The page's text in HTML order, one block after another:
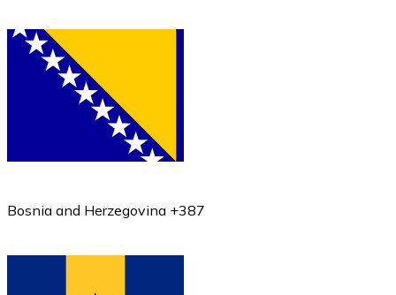
Bosnia and Herzegovina +387